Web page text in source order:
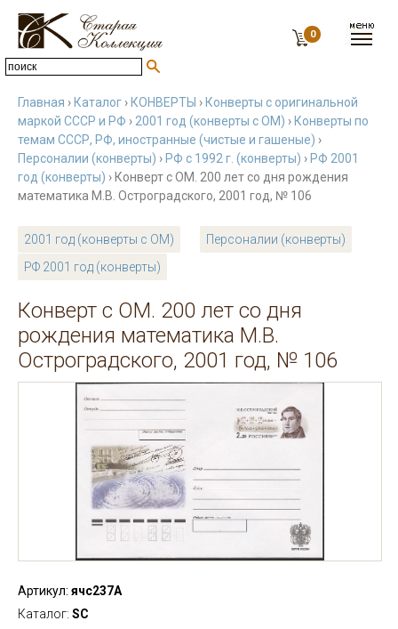
0
Главная › Каталог › КОНВЕРТЫ › Конверты с оригинальной
маркой СССР и РФ › 2001 год (конверты с ОМ) › Конверты по
темам СССР, РФ, иностранные (чистые и гашеные) ›
Персоналии (конверты) › РФ с 1992 г. (конверты) › РФ 2001
год (конверты) › Конверт с ОМ. 200 лет со дня рождения
математика М.В. Остроградского, 2001 год, № 106
2001 год (конверты с ОМ)
Персоналии (конверты)
РФ 2001 год (конверты)
Конверт с ОМ. 200 лет со дня
рождения математика М.В.
Остроградского, 2001 год, № 106
Артикул: ячс237А
Каталог: SC